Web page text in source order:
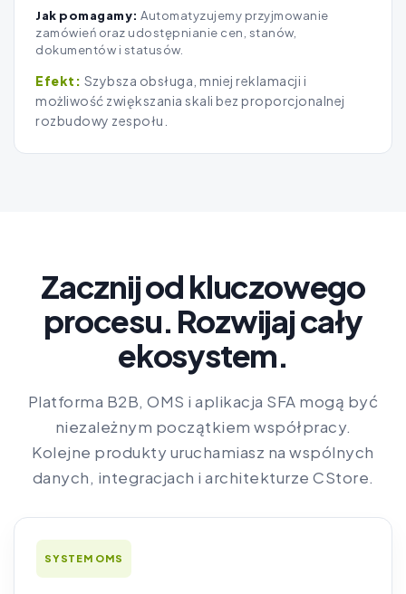
Jak pomagamy: Automatyzujemy przyjmowanie
zamówień oraz udostępnianie cen, stanów,
dokumentów i statusów.
Szybsza obsługa, mniej reklamacji i
możliwość zwiększania skali bez proporcjonalnej
rozbudowy zespołu.
Zacznij od kluczowego
procesu. Rozwijaj cały
ekosystem.
Platforma B2B, OMS i aplikacja SFA mogą być
niezależnym początkiem współpracy.
Kolejne produkty uruchamiasz na wspólnych
danych, integracjach i architekturze CStore.
SYSTEM OMS